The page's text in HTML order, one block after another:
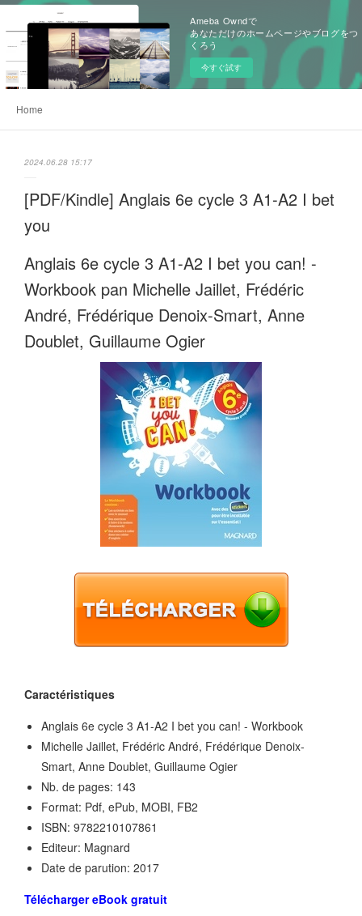
Ameba Owndで
あなただけのホームページやブログをつ
くろう
今すぐ試す
Home
2024.06.28 15:17
[PDF/Kindle] Anglais 6e cycle 3 A1-A2 I bet
you
Anglais 6e cycle 3 A1-A2 I bet you can! -
Workbook pan Michelle Jaillet, Frédéric
André, Frédérique Denoix-Smart, Anne
Doublet, Guillaume Ogier
Caractéristiques
Anglais 6e cycle 3 A1-A2 I bet you can! - Workbook
Michelle Jaillet, Frédéric André, Frédérique Denoix-
Smart, Anne Doublet, Guillaume Ogier
Nb. de pages: 143
Format: Pdf, ePub, MOBI, FB2
ISBN: 9782210107861
Editeur: Magnard
Date de parution: 2017
Télécharger eBook gratuit